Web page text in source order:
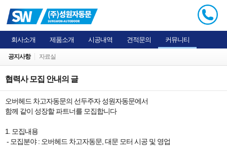
회사소개 제품소개 시공내역 견적문의 커뮤니티
공지사항 자료실
협력사 모집 안내의 글
오버헤드 차고자동문의 선두주자 성원자동문에서
함께 같이 성장할 파트너를 모집합니다
1. 모집내용
- 모집분야 : 오버헤드 차고자동문, 대문 모터 시공 및 영업